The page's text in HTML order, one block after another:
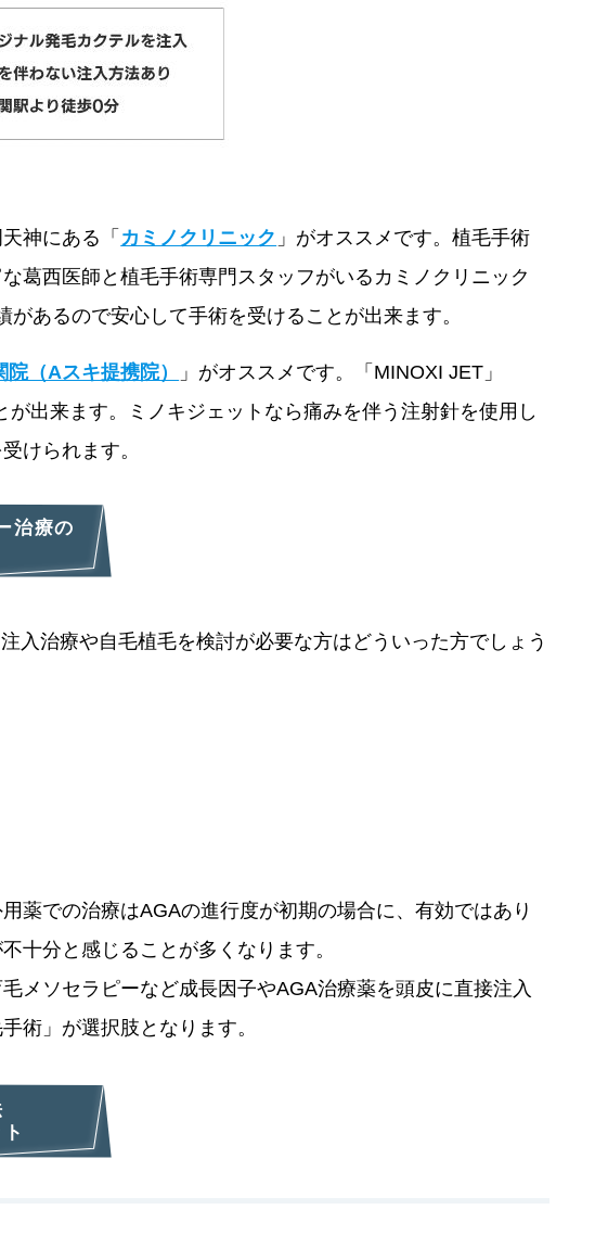
神にある「 カミノクリニック 」がオススメです。植毛手術
葛西医師と植毛手術専門スタッフがいるカミノクリニック
あるので安心して手術を受けることが出来ます。
（Aスキ提携院）
」がオススメです。「MINOXI JET」
出来ます。ミノキジェットなら痛みを伴う注射針を使用し
けられます。
治療の
入治療や自毛植毛を検討が必要な方はどういった方でしょう
薬での治療はAGAの進行度が初期の場合に、有効ではあり
十分と感じることが多くなります。
メソセラピーなど成長因子やAGA治療薬を頭皮に直接注入
術」が選択肢となります。